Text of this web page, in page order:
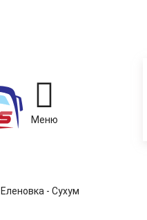
Меню
Еленовка - Сухум